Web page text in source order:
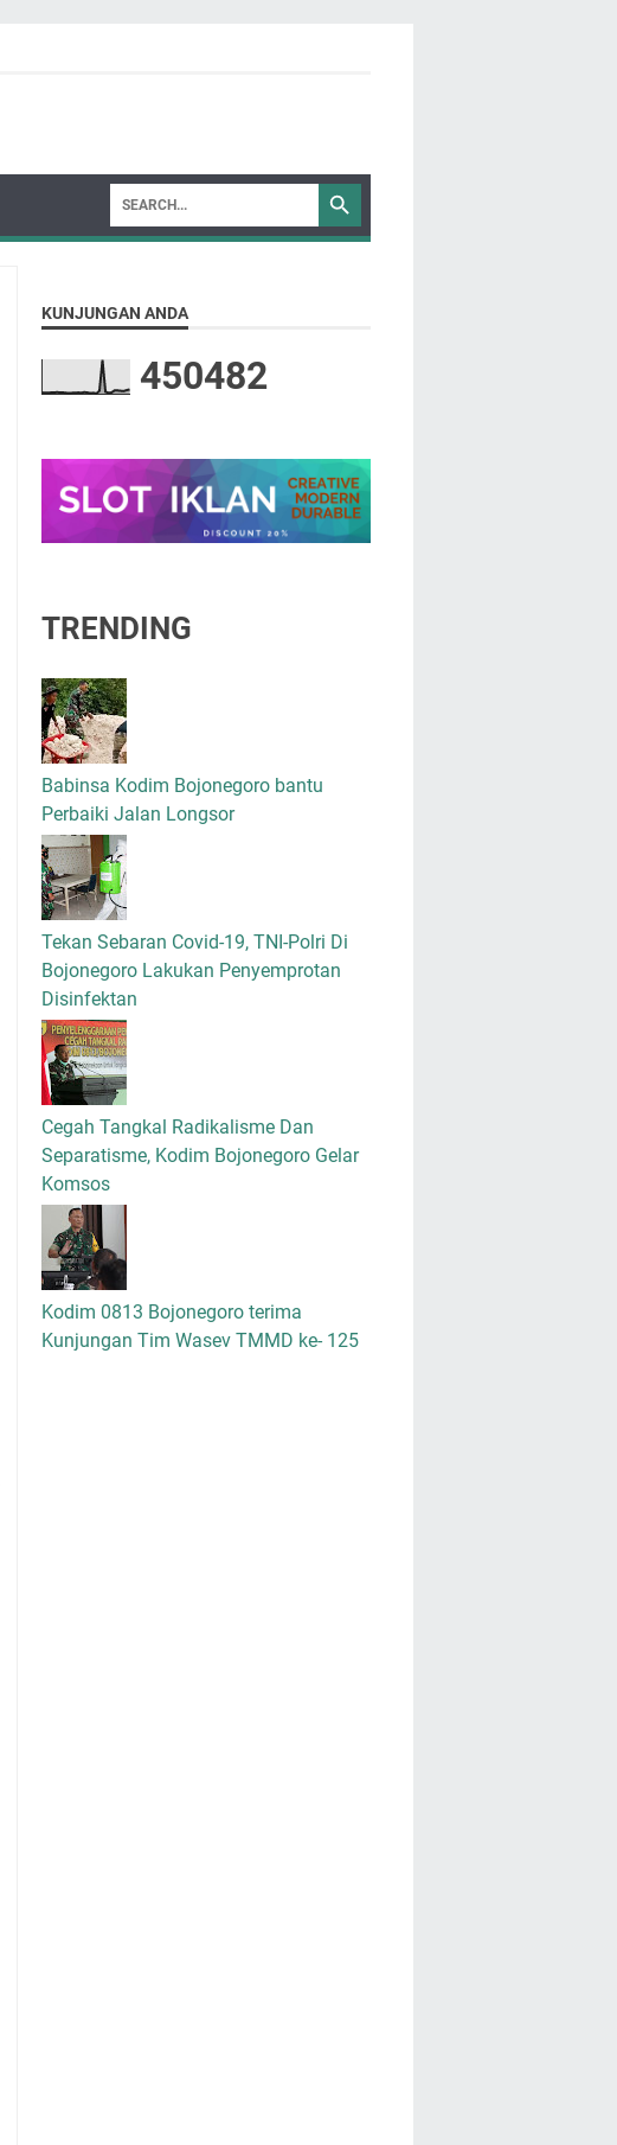
KUNJUNGAN ANDA
450482
TRENDING
Babinsa Kodim Bojonegoro bantu
Perbaiki Jalan Longsor
Tekan Sebaran Covid-19, TNI-Polri Di
Bojonegoro Lakukan Penyemprotan
Disinfektan
Cegah Tangkal Radikalisme Dan
Separatisme, Kodim Bojonegoro Gelar
Komsos
Kodim 0813 Bojonegoro terima
Kunjungan Tim Wasev TMMD ke- 125